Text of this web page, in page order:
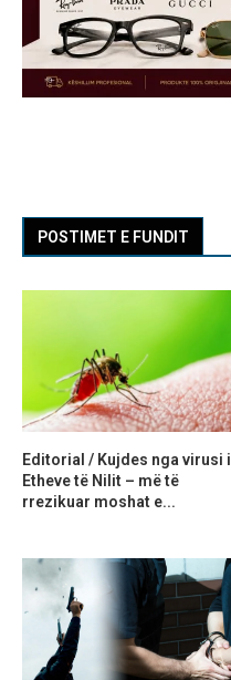
POSTIMET E FUNDIT
Editorial / Kujdes nga virusi i
Etheve të Nilit – më të
rrezikuar moshat e...